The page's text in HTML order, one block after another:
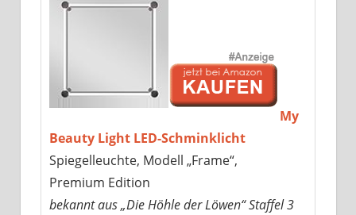
My
Beauty Light LED-Schminklicht
Spiegelleuchte, Modell „Frame“,
Premium Edition
bekannt aus „Die Höhle der Löwen“ Staffel 3